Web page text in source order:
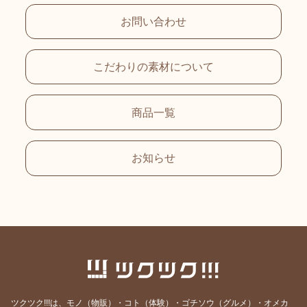
お問い合わせ
こだわりの素材について
商品一覧
お知らせ
ツクツク!!!は、モノ（物販）・コト（体験）・ゴチソウ（グルメ）・オメカ